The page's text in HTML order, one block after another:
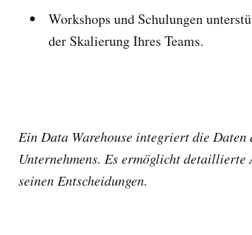
Workshops und Schulungen
der Skalierung Ihres Teams.
Ein Data Warehouse integriert die
Unternehmens. Es ermöglicht
seinen Entscheidungen.